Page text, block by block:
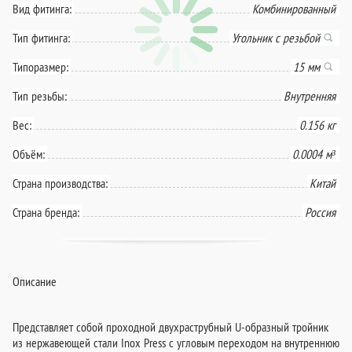
Вид фитинга:
Комбинированный
Тип фитинга:
Угольник с резьбой
Типоразмер:
15 мм
Тип резьбы:
Внутренняя
Вес:
0.156 кг
Объём:
0.0004 м³
Страна производства:
Китай
Страна бренда:
Россия
Описание
Представляет собой проходной двухраструбный U-образный тройник
из нержавеющей стали Inox Press с угловым переходом на внутреннюю